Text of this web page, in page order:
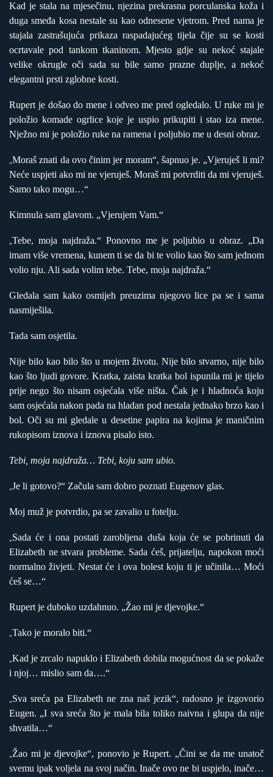
Kad je stala na mjesečinu, njezina prekrasna porculanska koža i
duga smeđa kosa nestale su kao odnesene vjetrom. Pred nama je
stajala zastrašujuća prikaza raspadajućeg tijela čije su se kosti
ocrtavale pod tankom tkaninom. Mjesto gdje su nekoć stajale
velike okrugle oči sada su bile samo prazne duplje, a nekoć
elegantni prsti zglobne kosti.
Rupert je došao do mene i odveo me pred ogledalo. U ruke mi je
položio komade ogrlice koje je uspio prikupiti i stao iza mene.
Nježno mi je položio ruke na ramena i poljubio me u desni obraz.
„Moraš znati da ovo činim jer moram“, šapnuo je. „Vjeruješ li mi?
Neće uspjeti ako mi ne vjeruješ. Moraš mi potvrditi da mi vjeruješ.
Samo tako mogu…“
Kimnula sam glavom. „Vjerujem Vam.“
„Tebe, moja najdraža.“ Ponovno me je poljubio u obraz. „Da
imam više vremena, kunem ti se da bi te volio kao što sam jednom
volio nju. Ali sada volim tebe. Tebe, moja najdraža.“
Gledala sam kako osmijeh preuzima njegovo lice pa se i sama
nasmiješila.
Tada sam osjetila.
Nije bilo kao bilo što u mojem životu. Nije bilo stvarno, nije bilo
kao što ljudi govore. Kratka, zaista kratka bol ispunila mi je tijelo
prije nego što nisam osjećala više ništa. Čak je i hladnoća koju
sam osjećala nakon pada na hladan pod nestala jednako brzo kao i
bol. Oči su mi gledale u desetine papira na kojima je maničnim
rukopisom iznova i iznova pisalo isto.
Tebi, moja najdraža… Tebi, koju sam ubio.
„Je li gotovo?“ Začula sam dobro poznati Eugenov glas.
Moj muž je potvrdio, pa se zavalio u fotelju.
„Sada će i ona postati zarobljena duša koja će se pobrinuti da
Elizabeth ne stvara probleme. Sada ćeš, prijatelju, napokon moći
normalno živjeti. Nestat će i ova bolest koju ti je učinila… Moći
ćeš se…“
Rupert je duboko uzdahnuo. „Žao mi je djevojke.“
„Tako je moralo biti.“
„Kad je zrcalo napuklo i Elizabeth dobila mogućnost da se pokaže
i njoj… mislio sam da….“
„Sva sreća pa Elizabeth ne zna naš jezik“, radosno je izgovorio
Eugen. „I sva sreća što je mala bila toliko naivna i glupa da nije
shvatila…“
„Žao mi je djevojke“, ponovio je Rupert. „Čini se da me unatoč
svemu ipak voljela na svoj način. Inače ovo ne bi uspjelo, inače…